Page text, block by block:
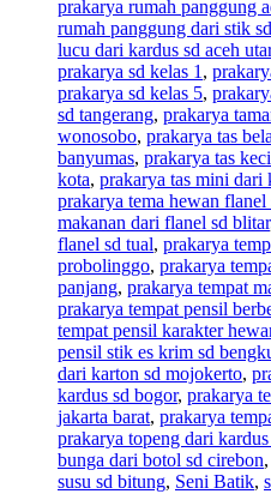
prakarya rumah panggung
rumah panggung dari stik
lucu dari kardus sd aceh
prakarya sd kelas 1 ,
prakarya sd kelas 5,
sd tangerang, prakarya
wonosobo, prakarya tas
banyumas, prakarya tas
kota, prakarya tas mini dari
prakarya tema hewan flanel
makanan dari flanel sd blitar
flanel sd tual, prakarya
probolinggo, prakarya
panjang, prakarya tempat
prakarya tempat pensil
tempat pensil karakter
pensil stik es krim sd
dari karton sd mojokerto,
kardus sd bogor, prakarya
jakarta barat, prakarya
prakarya topeng dari
bunga dari botol sd cirebon,
susu sd bitung, Seni Batik,